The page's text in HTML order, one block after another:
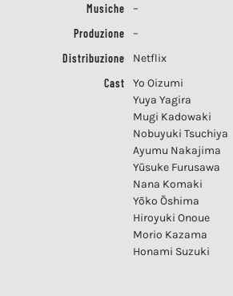
Musiche
–
Produzione
–
Distribuzione
Netflix
Cast
Yo Oizumi
Yuya Yagira
Mugi Kadowaki
Nobuyuki Tsuchiya
Ayumu Nakajima
Yūsuke Furusawa
Nana Komaki
Yōko Ōshima
Hiroyuki Onoue
Morio Kazama
Honami Suzuki